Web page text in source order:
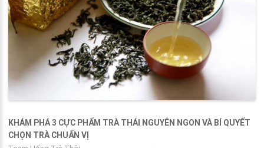
KHÁM PHÁ 3 CỰC PHẨM TRÀ THÁI NGUYÊN NGON VÀ BÍ QUYẾT
CHỌN TRÀ CHUẨN VỊ